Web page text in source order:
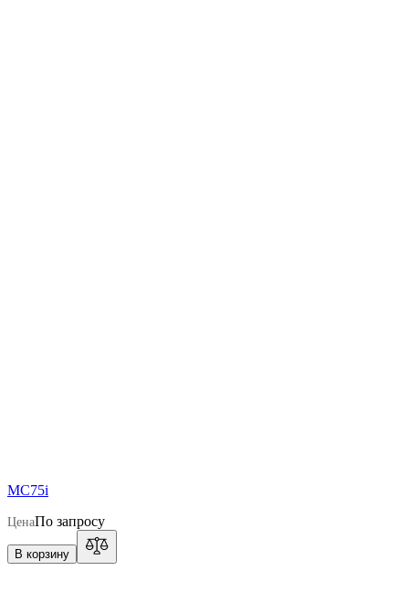
MC75i
ЦенаПо запросу
В корзину